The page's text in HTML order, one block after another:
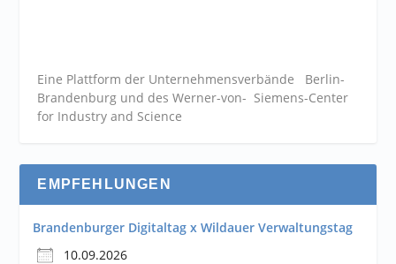
Eine Plattform der Unternehmensverbände Berlin-
Brandenburg und des Werner-von- Siemens-Center
for Industry and Science
EMPFEHLUNGEN
Brandenburger Digitaltag x Wildauer Verwaltungstag
10.09.2026